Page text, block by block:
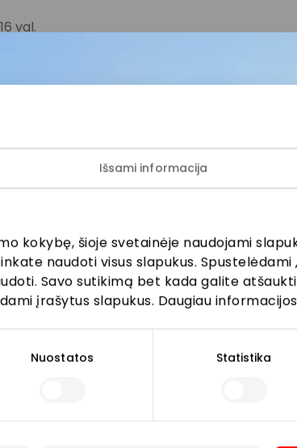
Išsami informacija
kokybę, šioje svetainėje naudojami
naudoti visus slapukus.
Savo sutikimą bet kada galite
įrašytus slapukus. Daugiau
Nuostatos Statistika
val.
ir (ar) filmuojamas.
gali būti užfiksuotas Jūsų (Jūsų vaiko)
įskaitant paskelbti AKROPOLIS interneto
prie mūsų
apie geriausius pasiūlymus, renginius ir